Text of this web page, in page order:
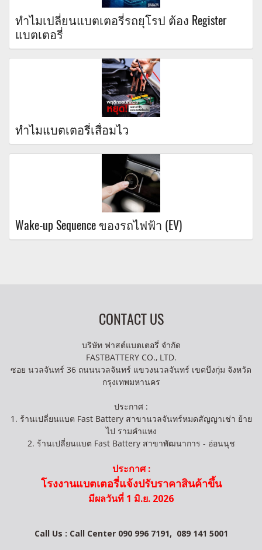
ทำไมเปลี่ยนแบตเตอรี่รถยุโรป ต้อง Register
แบตเตอรี่
ทำไมแบตเตอรี่เสื่อมไว
Wake-up Sequence ของรถไฟฟ้า (EV)
CONTACT US
บริษัท ฟาสต์แบตเตอรี่ จำกัด
FASTBATTERY CO., LTD.
ซอย นวลจันทร์ 36 ถนนนวลจันทร์ แขวงนวลจันทร์ เขตบึงกุ่ม จังหวัด
กรุงเทพมหานคร
ประกาศ :
1. ร้านเปลี่ยนแบต Fast Battery สาขานวลจันทร์หมดสัญญาเช่า ย้าย
ไป รามคำแหง
2. ร้านเปลี่ยนแบต Fast Battery สาขาพัฒนาการ - อ่อนนุช
ประกาศ :
โรงงานแบตเตอรี่แจ้งปรับราคาสินค้าขึ้น
มีผลวันที่ 1 มิ.ย. 2026
Call Us : Call Center 090 996 7191, 089 141 5001